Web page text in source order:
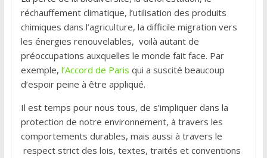
réchauffement climatique, l’utilisation des produits
chimiques dans l’agriculture, la difficile migration vers
les énergies renouvelables, voilà autant de
préoccupations auxquelles le monde fait face. Par
exemple, l’Accord de Paris qui a suscité beaucoup
d’espoir peine à être appliqué.
Il est temps pour nous tous, de s’impliquer dans la
protection de notre environnement, à travers les
comportements durables, mais aussi à travers le
respect strict des lois, textes, traités et conventions